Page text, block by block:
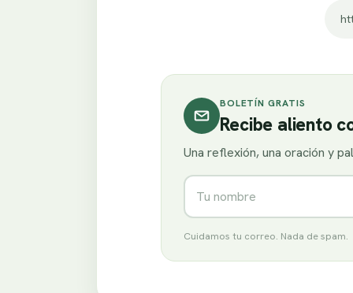
BOLETÍN GRATIS
Recibe aliento
Una reflexión, una oración y
Nombre
Cuidamos tu correo. Nada de spam.